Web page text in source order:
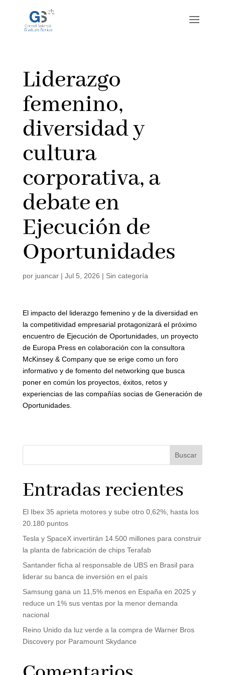
Liderazgo
femenino,
diversidad y
cultura
corporativa, a
debate en
Ejecución de
Oportunidades
por juancar| Jul 5, 2026 | Sin categoría
El impacto del liderazgo femenino y de la diversidad en
la competitividad empresarial protagonizará el próximo
encuentro de Ejecución de Oportunidades, un proyecto
de Europa Press en colaboración con la consultora
McKinsey & Company que se erige como un foro
informativo y de fomento del networking que busca
poner en común los proyectos, éxitos, retos y
experiencias de las compañías socias de Generación de
Oportunidades.
Buscar
Entradas recientes
El Ibex 35 aprieta motores y sube otro 0,62%, hasta los
20.180 puntos
Tesla y SpaceX invertirán 14.500 millones para construir
la planta de fabricación de chips Terafab
Santander ficha al responsable de UBS en Brasil para
liderar su banca de inversión en el país
Samsung gana un 11,5% menos en España en 2025 y
reduce un 1% sus ventas por la menor demanda
nacional
Reino Unido da luz verde a la compra de Warner Bros
Discovery por Paramount Skydance